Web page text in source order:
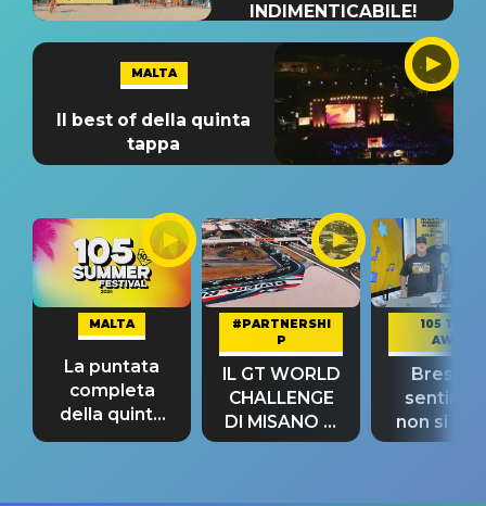
INDIMENTICABILE!
MALTA
Il best of della quinta
tappa
MALTA
La puntata
completa
della quinta
tappa
#PARTNERSHI
P
IL GT WORLD
CHALLENGE
DI MISANO si
riconferma
105 TAKE
AWAY
Bresh:
non si
fino alla